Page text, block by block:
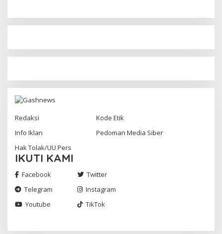
Redaksi
Kode Etik
Info Iklan
Pedoman Media Siber
Hak Tolak/UU Pers
IKUTI KAMI
Facebook
Twitter
Telegram
Instagram
Youtube
TikTok